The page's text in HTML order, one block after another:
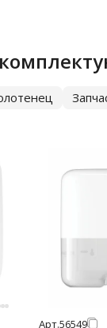
Арт.56549